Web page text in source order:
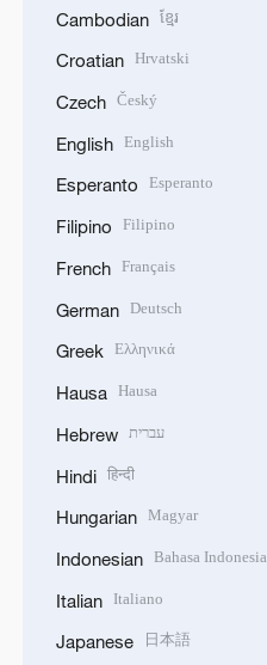
Cambodian ខ្មែរ
Croatian Hrvatski
Czech Český
English English
Esperanto Esperanto
Filipino Filipino
French Français
German Deutsch
Greek Ελληνικά
Hausa Hausa
Hebrew עברית
Hindi हिन्दी
Hungarian Magyar
Indonesian Bahasa Indonesia
Italian Italiano
Japanese 日本語